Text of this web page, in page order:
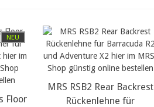
NEU
Floor
mehr Details...
MRS RSB2 Rear Backrest
Rückenlehne für